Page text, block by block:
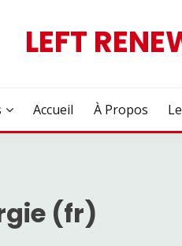
LEFT
Accueil À Propos
(fr)